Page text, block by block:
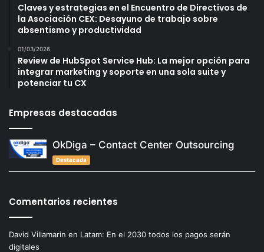
Claves y estrategias en el Encuentro de Directivos de
la Asociación CEX: Desayuno de trabajo sobre
absentismo y productividad
01/03/2026
Review de HubSpot Service Hub: La mejor opción para
integrar marketing y soporte en una sola suite y
potenciar tu CX
Empresas destacadas
OkDiga – Contact Center Outsourcing
Destacada
Comentarios recientes
David Villamarin en Latam: En el 2030 todos los pagos serán
digitales